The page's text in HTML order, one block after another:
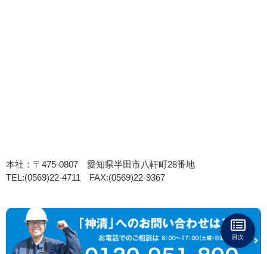
本社：〒475-0807 愛知県半田市八軒町28番地
TEL:(0569)22-4711 FAX:(0569)22-9367
目次